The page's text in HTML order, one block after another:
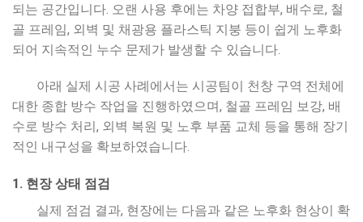
되는 공간입니다. 오랜 사용 후에는 차양 접합부, 배수로, 철
골 프레임, 외벽 및 채광용 플라스틱 지붕 등이 쉽게 노후화
되어 지속적인 누수 문제가 발생할 수 있습니다.
아래 실제 시공 사례에서는 시공팀이 천창 구역 전체에
대한 종합 방수 작업을 진행하였으며, 철골 프레임 보강, 배
수로 방수 처리, 외벽 복원 및 노후 부품 교체 등을 통해 장기
적인 내구성을 확보하였습니다.
1. 현장 상태 점검
실제 점검 결과, 현장에는 다음과 같은 노후화 현상이 확